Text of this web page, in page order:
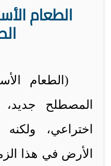
الطعام
(الطعام
المصطلح
اختراعي،
الأرض في هذا